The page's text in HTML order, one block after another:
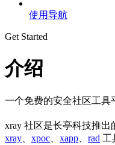
使用导航
Get Started
介绍
一个免费的安全社区工具
xray 社区是长亭科技推
xray
xpoc xapp rad 工